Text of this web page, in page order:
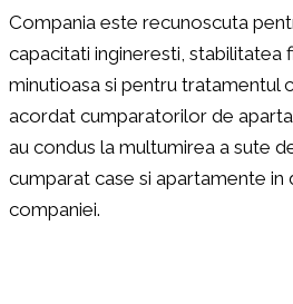
Compania este recunoscuta
capacitati ingineresti, stabilitatea
minutioasa si pentru tratamentul
acordat cumparatorilor de
au condus la multumirea a sute
cumparat case si apartamente
companiei.